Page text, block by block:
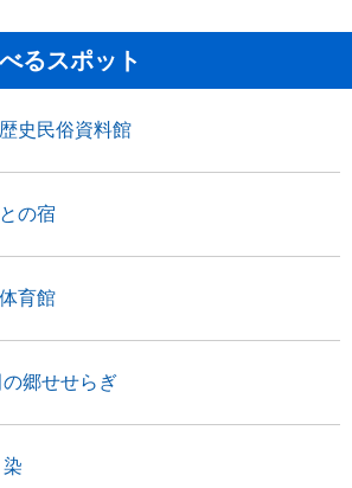
るスポット
史民俗資料館
の宿
育館
郷せせらぎ